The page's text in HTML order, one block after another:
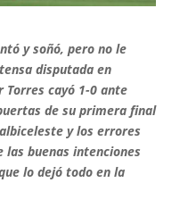
y soñó, pero no le
disputada en
Torres cayó 1-0 ante
de su primera final
y los errores
las buenas intenciones
lo dejó todo en la